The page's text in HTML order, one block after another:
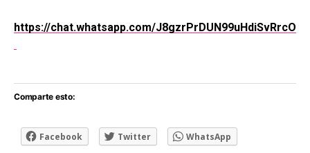
https://chat.whatsapp.com/J8gzrPrDUN99uHdiSvRrcO
Comparte esto:
Facebook Twitter WhatsApp